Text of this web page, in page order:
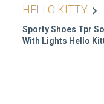
HELLO KITTY
Sporty Shoes Tpr
With Lights Hello